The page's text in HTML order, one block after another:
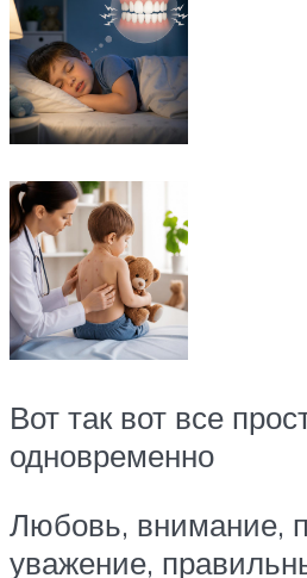
Вот так вот все
одновременно
Любовь, внимание,
уважение,